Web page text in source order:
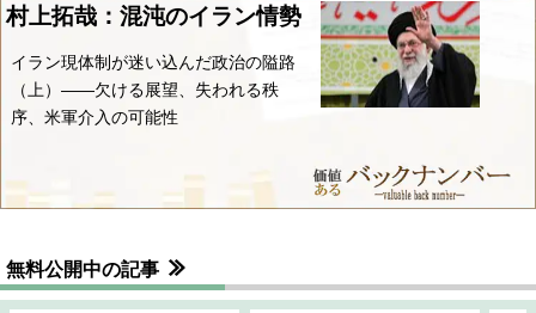
村上拓哉：混沌のイラン情勢
イラン現体制が迷い込んだ政治の隘路
（上）――欠ける展望、失われる秩
序、米軍介入の可能性
無料公開中の記事